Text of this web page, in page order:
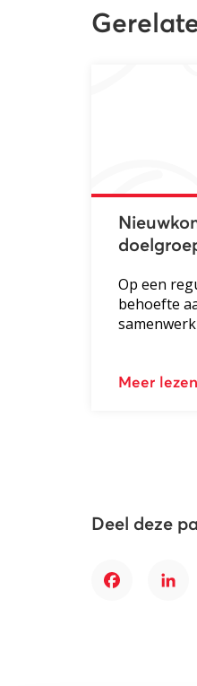
Op een
behoefte
Meer lezen
Deel deze
Facebook